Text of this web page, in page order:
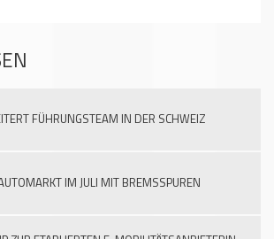
FÜHRUNGSTEAM IN DER SCHWEIZ
IM JULI MIT BREMSSPUREN